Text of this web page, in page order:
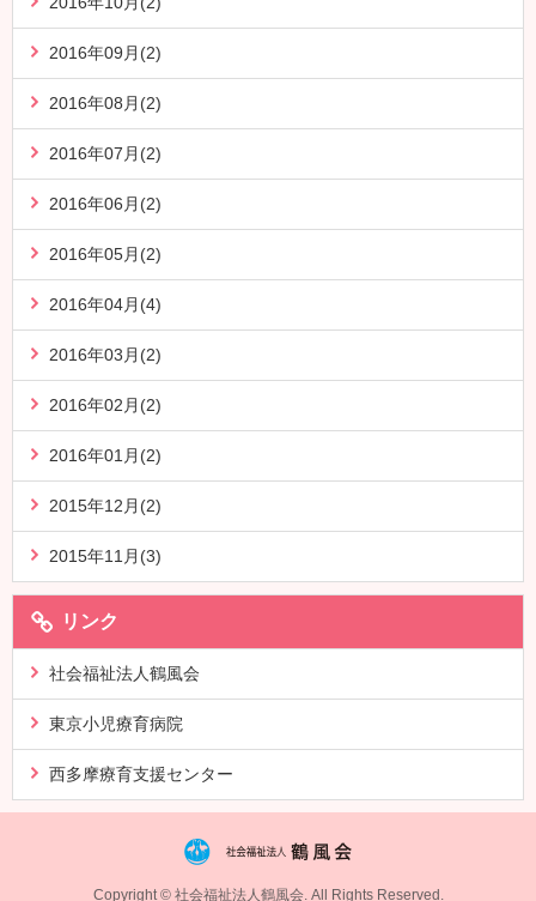
2016年09月(2)
2016年08月(2)
2016年07月(2)
2016年06月(2)
2016年05月(2)
2016年04月(4)
2016年03月(2)
2016年02月(2)
2016年01月(2)
2015年12月(2)
2015年11月(3)
リンク
社会福祉法人鶴風会
東京小児療育病院
西多摩療育支援センター
Copyright © 社会福祉法人鶴風会. All Rights Reserved.